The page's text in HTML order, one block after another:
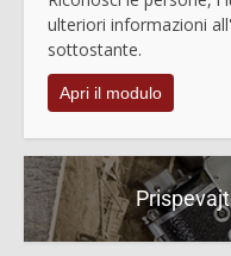
ulteriori informazioni
sottostante.
Apri il modulo